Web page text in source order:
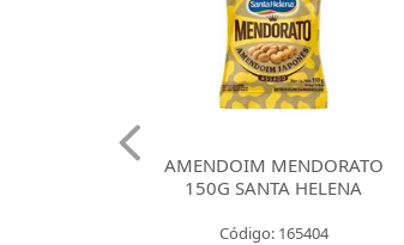
AMENDOIM MENDORATO
150G SANTA HELENA
Código: 165404